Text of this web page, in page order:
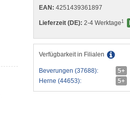
EAN: 4251439361897
Lieferzeit (DE): 2-4 Werktage 1
Verfügbarkeit in Filialen
Beverungen (37688):
5+
Herne (44653):
5+